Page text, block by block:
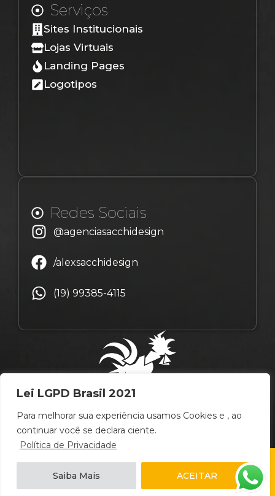
Lei LGPD Brasil 2021
Para melhorar sua experiência usamos Cookies e , ao
continuar você se declara ciente.
Política de Privacidade
Saiba Mais ACEITAR
Serviços
Sites Institucionais
Lojas Virtuais
Landing Pages
Logotipos
Redes Sociais
@agenciasacchidesign
/alexsacchidesign
(19) 99385-4115
© Copyright Alex Sacchi Design – 2009 ~ 2026 –
Campinas
/Brasil